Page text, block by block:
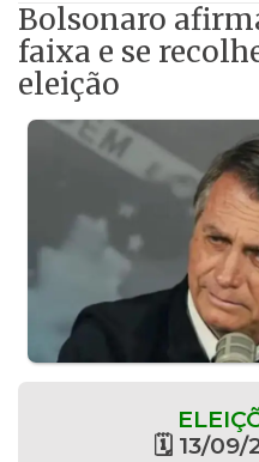
Bolsonaro
faixa e se
eleição
🗓 13/09/